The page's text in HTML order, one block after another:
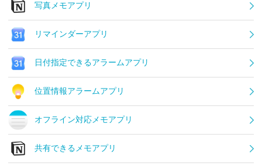
写真メモアプリ
リマインダーアプリ
日付指定できるアラームアプリ
位置情報アラームアプリ
オフライン対応メモアプリ
共有できるメモアプリ